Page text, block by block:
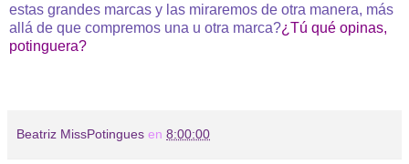
estas grandes marcas y las miraremos de otra manera, más
allá de que compremos una u otra marca?¿Tú qué opinas,
potinguera?
Beatriz MissPotingues en 8:00:00